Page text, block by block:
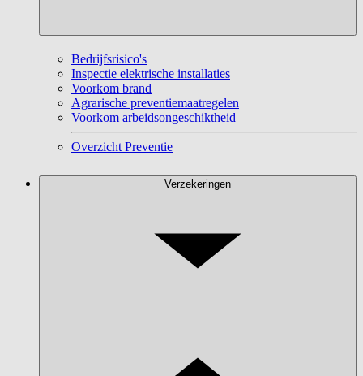
Bedrijfsrisico's
Inspectie elektrische installaties
Voorkom brand
Agrarische preventiemaatregelen
Voorkom arbeidsongeschiktheid
Overzicht Preventie
Verzekeringen